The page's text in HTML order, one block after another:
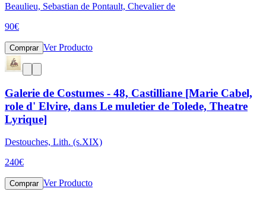
Beaulieu, Sebastian de Pontault, Chevalier de
90€
Comprar Ver Producto
Galerie de Costumes - 48, Castilliane [Marie Cabel,
role d' Elvire, dans Le muletier de Tolede, Theatre
Lyrique]
Destouches, Lith. (s.XIX)
240€
Comprar Ver Producto